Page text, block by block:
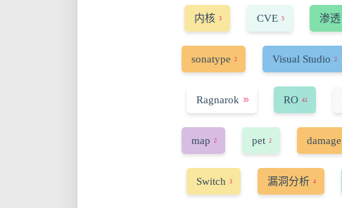
内核 3 CVE 5 渗透
sonatype 2 Visual Studio 2
Ragnarok 39 RO 41
map 2 pet 2 damage
Switch 3 漏洞分析 4